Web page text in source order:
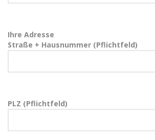
Ihre Adresse
Straße + Hausnummer (Pflichtfeld)
PLZ (Pflichtfeld)